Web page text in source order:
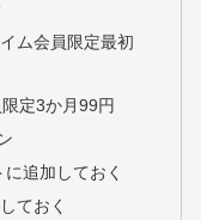
ム会員限定最初
定3か月99円
追加しておく
ておく